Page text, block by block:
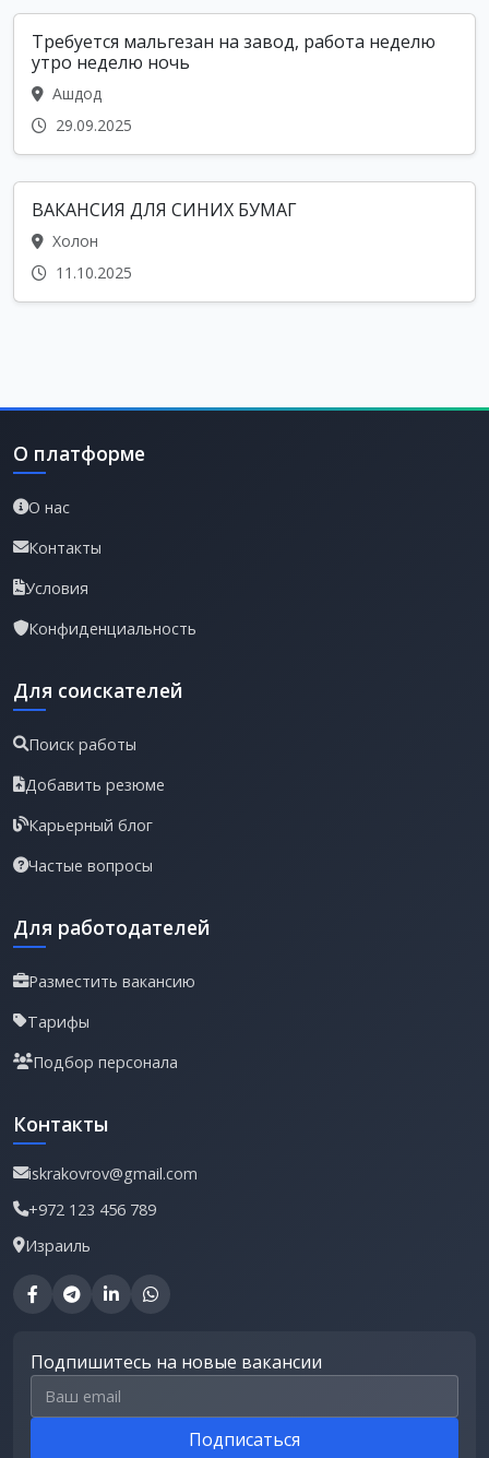
Требуется мальгезан на завод, работа неделю
утро неделю ночь
Ашдод
29.09.2025
ВАКАНСИЯ ДЛЯ СИНИХ БУМАГ
Холон
11.10.2025
О платформе
О нас
Контакты
Условия
Конфиденциальность
Для соискателей
Поиск работы
Добавить резюме
Карьерный блог
Частые вопросы
Для работодателей
Разместить вакансию
Тарифы
Подбор персонала
Контакты
iskrakovrov@gmail.com
+972 123 456 789
Израиль
Подпишитесь на новые вакансии
Email для подписки
Подписаться